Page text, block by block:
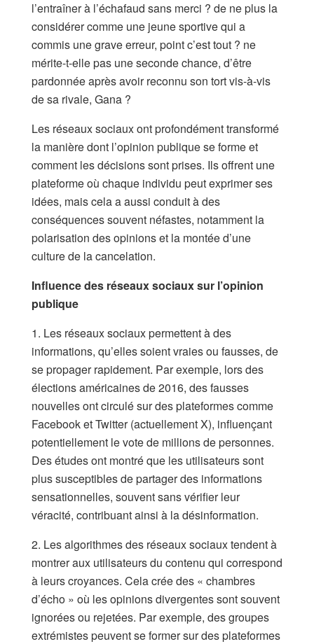
l’entraîner à l’échafaud sans merci ? de ne plus la
considérer comme une jeune sportive qui a
commis une grave erreur, point c’est tout ? ne
mérite-t-elle pas une seconde chance, d’être
pardonnée après avoir reconnu son tort vis-à-vis
de sa rivale, Gana ?
Les réseaux sociaux ont profondément transformé
la manière dont l’opinion publique se forme et
comment les décisions sont prises. Ils offrent une
plateforme où chaque individu peut exprimer ses
idées, mais cela a aussi conduit à des
conséquences souvent néfastes, notamment la
polarisation des opinions et la montée d’une
culture de la cancelation.
Influence des réseaux sociaux sur l’opinion
publique
1. Les réseaux sociaux permettent à des
informations, qu’elles soient vraies ou fausses, de
se propager rapidement. Par exemple, lors des
élections américaines de 2016, des fausses
nouvelles ont circulé sur des plateformes comme
Facebook et Twitter (actuellement X), influençant
potentiellement le vote de millions de personnes.
Des études ont montré que les utilisateurs sont
plus susceptibles de partager des informations
sensationnelles, souvent sans vérifier leur
véracité, contribuant ainsi à la désinformation.
2. Les algorithmes des réseaux sociaux tendent à
montrer aux utilisateurs du contenu qui correspond
à leurs croyances. Cela crée des « chambres
d’écho » où les opinions divergentes sont souvent
ignorées ou rejetées. Par exemple, des groupes
extrémistes peuvent se former sur des plateformes